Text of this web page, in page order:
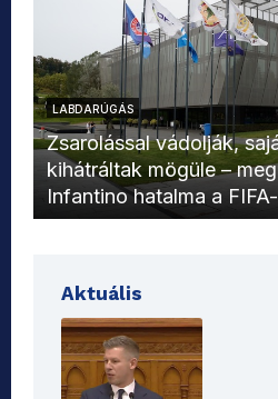
LABDARÚGÁS
Zsarolással vádolják,
kihátráltak mögüle –
Infantino hatalma a
Aktuális